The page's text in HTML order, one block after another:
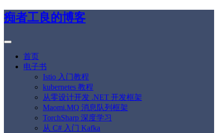
痴者工良的博客
首页
电子书
Istio 入门教程
kubernetes 教程
从零设计开发 .NET 开发框架
Maomi.MQ 消息队列框架
TorchSharp 深度学习
从 C# 入门 Kafka